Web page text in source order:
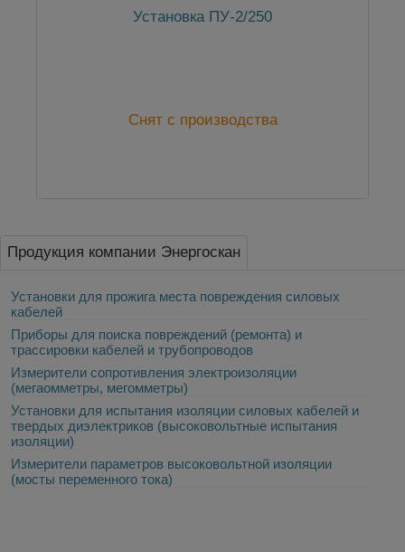
Установка ПУ-2/250
Снят с производства
Продукция компании Энергоскан
Установки для прожига места повреждения силовых
кабелей
Приборы для поиска повреждений (ремонта) и
трассировки кабелей и трубопроводов
Измерители сопротивления электроизоляции
(мегаомметры, мегомметры)
Установки для испытания изоляции силовых кабелей и
твердых диэлектриков (высоковольтные испытания
изоляции)
Измерители параметров высоковольтной изоляции
(мосты переменного тока)